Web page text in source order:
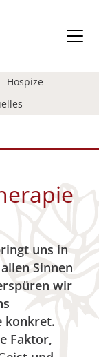
Hospize
uns in
Sinnen
wir
konkret.
Faktor,